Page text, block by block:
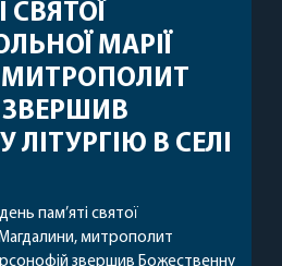
СВЯТОЇ
МАРІЇ
В СЕЛІ
пам’яті святої
митрополит
звершив Божественну